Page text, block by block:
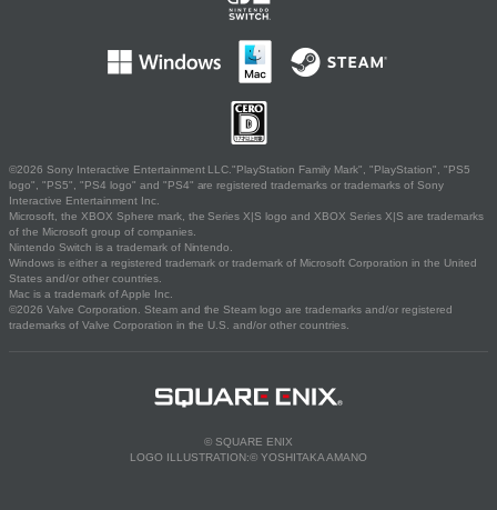
©2026 Sony Interactive Entertainment LLC."PlayStation Family Mark", "PlayStation", "PS5
logo", "PS5", "PS4 logo" and "PS4" are registered trademarks or trademarks of Sony
Interactive Entertainment Inc.
Microsoft, the XBOX Sphere mark, the Series X|S logo and XBOX Series X|S are trademarks
of the Microsoft group of companies.
Nintendo Switch is a trademark of Nintendo.
Windows is either a registered trademark or trademark of Microsoft Corporation in the United
States and/or other countries.
Mac is a trademark of Apple Inc.
©2026 Valve Corporation. Steam and the Steam logo are trademarks and/or registered
trademarks of Valve Corporation in the U.S. and/or other countries.
© SQUARE ENIX
LOGO ILLUSTRATION:© YOSHITAKA AMANO